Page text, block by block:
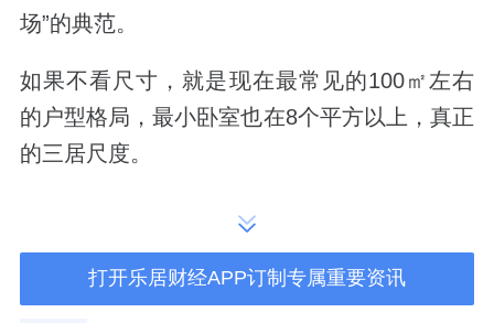
场”的典范。
如果不看尺寸，就是现在最常见的100㎡左右
的户型格局，最小卧室也在8个平方以上，真正
的三居尺度。
主卧面积将近23㎡，转角大窗，主卫空间也是
非常开阔，足够做出双台盆设计。
这个户型把“边角料”空间利用到极致，玄关
打开乐居财经APP订制专属重要资讯